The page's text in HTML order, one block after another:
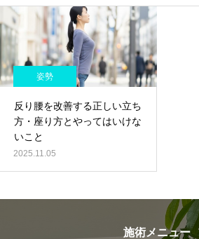
ぽっこりお腹
姿勢
反り腰を改善する正しい立ち
方・座り方とやってはいけな
いこと
2025.11.05
施術メニュー